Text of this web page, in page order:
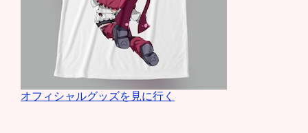
オフィシャルグッズを見に行く